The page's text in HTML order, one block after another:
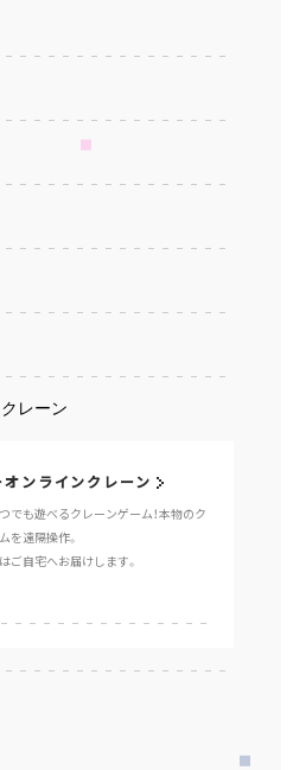
レーン
オンラインクレーン
でも遊べるクレーンゲーム！本物のク
を遠隔操作。
ご自宅へお届けします。